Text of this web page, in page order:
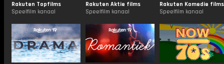
Rakuten Topfilms
Speelfilm kanaal
Rakuten Aktie films
Speelfilm kanaal
Rakuten Komedie films
Speelfilm kanaal